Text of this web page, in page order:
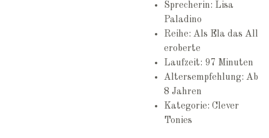
Sprecherin: Lisa
Paladino
Reihe: Als Ela das All
eroberte
Laufzeit: 97 Minuten
Altersempfehlung: Ab
8 Jahren
Kategorie: Clever
Tonies